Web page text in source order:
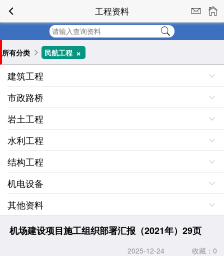
工程资料
所有分类 民航工程+
建筑工程
市政路桥
岩土工程
水利工程
结构工程
机电设备
其他资料
机场建设项目施工组织部署汇报（2021年）29页
收藏：0
2025-12-24